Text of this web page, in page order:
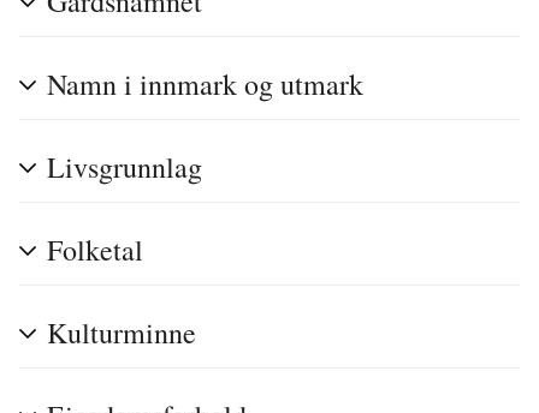
Namn i innmark og utmark
Livsgrunnlag
Folketal
Kulturminne